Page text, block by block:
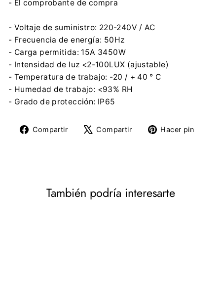
- El comprobante de compra
- Voltaje de suministro: 220-240V / AC
- Frecuencia de energía: 50Hz
- Carga permitida: 15A 3450W
- Intensidad de luz <2-100LUX (ajustable)
- Temperatura de trabajo: -20 / + 40 ° C
- Humedad de trabajo: <93% RH
- Grado de protección: IP65
Compartir
CompartirCompartir
TuitearHacer pin
También podría interesarte